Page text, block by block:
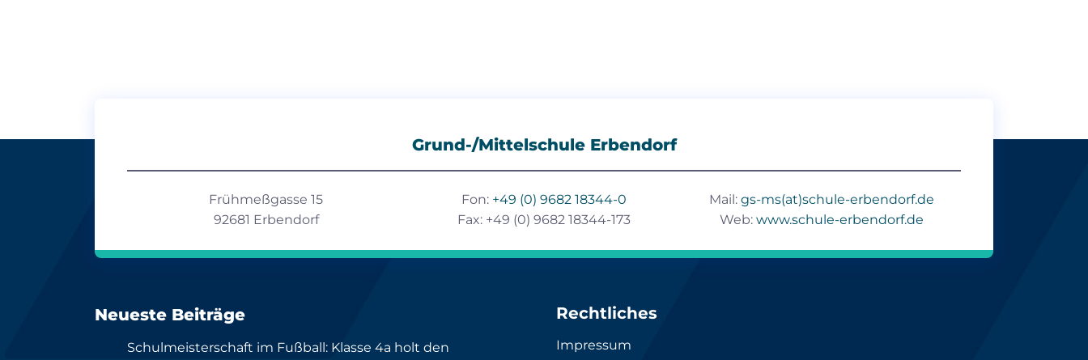
Grund-/Mittelschule Erbendorf
Frühmeßgasse 15
92681 Erbendorf
Fon: +49 (0) 9682 18344-0
Fax: +49 (0) 9682 18344-173
Mail:gs-ms(at)schule-erbendorf.de
Web:www.schule-erbendorf.de
Neueste Beiträge
Schulmeisterschaft im Fußball: Klasse 4a holt den
Rechtliches
Impressum